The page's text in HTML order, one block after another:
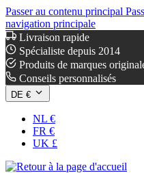
Passer au contenu principal
navigation principale
Livraison rapide
Spécialiste depuis 2014
Produits de marques
Conseils personnalisés
DE €
NL €
FR €
UK £